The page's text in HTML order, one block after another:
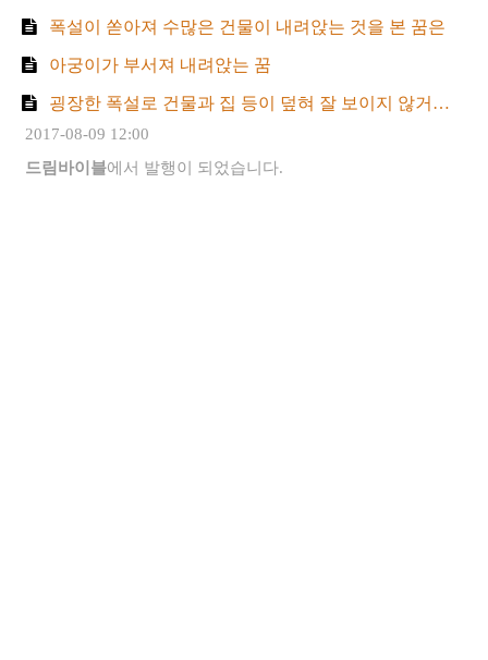
폭설이 쏟아져 수많은 건물이 내려앉는 것을 본 꿈은
아궁이가 부서져 내려앉는 꿈
굉장한 폭설로 건물과 집 등이 덮혀 잘 보이지 않거나 내려앉는 꿈
2017-08-09 12:00
드림바이블에서 발행이 되었습니다.